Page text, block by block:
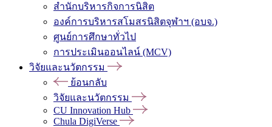
สำนักบริหารกิจการนิสิต
องค์การบริหารสโมสรนิสิตจุฬาฯ (อบจ.)
ศูนย์การศึกษาทั่วไป
การประเมินออนไลน์ (MCV)
วิจัยและนวัตกรรม
ย้อนกลับ
วิจัยและนวัตกรรม
CU Innovation Hub
Chula DigiVerse